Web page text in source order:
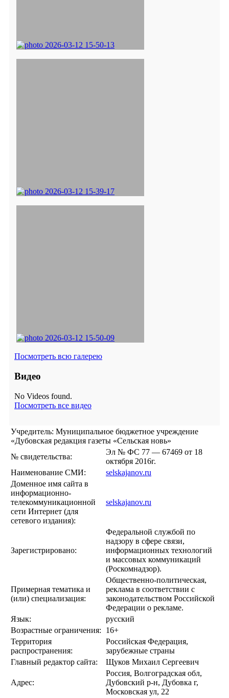
Посмотреть всю галерею
Видео
No Videos found.
Посмотреть все видео
Учредитель: Муниципальное бюджетное учреждение
«Дубовская редакция газеты «Сельская новь»
№ свидетельства:
Эл № ФС 77 — 67469 от 18
октября 2016г.
Наименование СМИ:
selskajanov.ru
Доменное имя сайта в
информационно-
телекоммуникационной
сети Интернет (для
сетевого издания):
selskajanov.ru
Зарегистрировано:
Федеральной службой по
надзору в сфере связи,
информационных технологий
и массовых коммуникаций
(Роскомнадзор).
Примерная тематика и
(или) специализация:
Общественно-политическая,
реклама в соответствии с
законодательством Российской
Федерации о рекламе.
Язык:
русский
Возрастные ограничения:
16+
Территория
распространения:
Российская Федерация,
зарубежные страны
Главный редактор сайта:
Щуков Михаил Сергеевич
Адрес:
Россия, Волгоградская обл,
Дубовский р-н, Дубовка г,
Московская ул, 22